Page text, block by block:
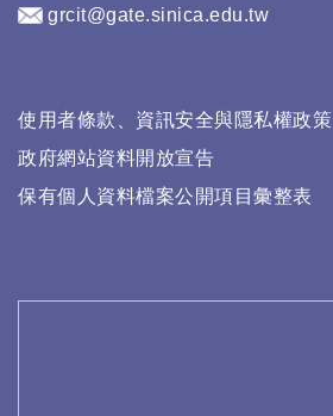
grcit@gate.sinica.edu.tw
使用者條款、資訊安全與隱私權政策
政府網站資料開放宣告
保有個人資料檔案公開項目彙整表